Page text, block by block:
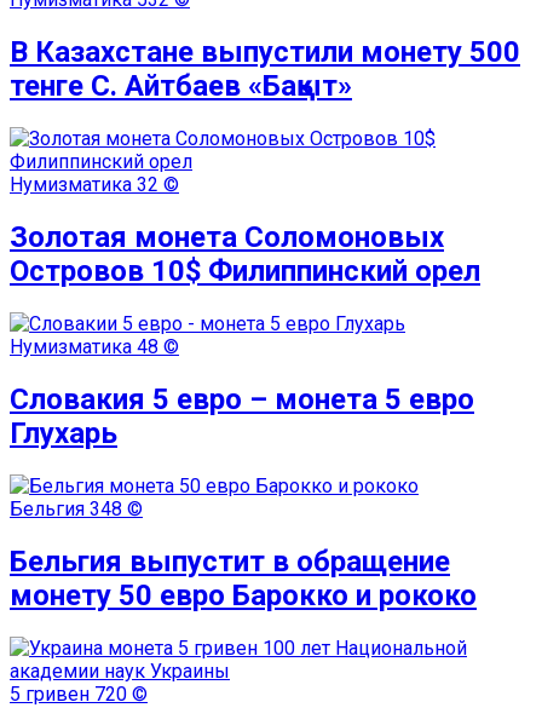
В Казахстане выпустили монету 500
тенге C. Айтбаев «Бақыт»
Нумизматика 32 ©
Золотая монета Соломоновых
Островов 10$ Филиппинский орел
Нумизматика 48 ©
Словакия 5 евро – монета 5 евро
Глухарь
Бельгия 348 ©
Бельгия выпустит в обращение
монету 50 евро Барокко и рококо
5 гривен 720 ©